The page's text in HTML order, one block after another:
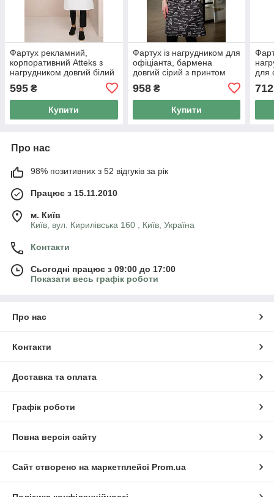
Фартух рекламний,
корпоративний Atteks з
нагрудником довгий білий
595 ₴
Купити
Фартух із нагрудником для
офіціанта, бармена
довгий сірий з принтом
958₴
Купити
для
712
Про нас
98% позитивних з 52 відгуків за рік
Працює з 15.11.2010
м. Київ
Київ, вул. Кирилівська 160 , Київ, Україна
Контакти
Сьогодні працює з 09:00 до 17:00
Показати весь графік роботи
Про нас
Контакти
Доставка та оплата
Графік роботи
Повна версія сайту
Сайт створено на маркетплейсі Prom.ua